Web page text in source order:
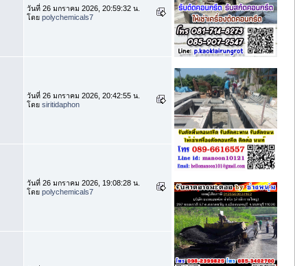
วันที่ 26 มกราคม 2026, 20:59:32 น.
โดย polychemicals7
วันที่ 26 มกราคม 2026, 20:42:55 น.
โดย siritidaphon
วันที่ 26 มกราคม 2026, 19:08:28 น.
โดย polychemicals7